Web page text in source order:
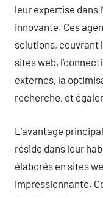
leur expertise dans
innovante. Ces
solutions, couvrant
sites web,
externes, la
recherche, et
L’avantage
réside dans leur
élaborés en sites
impressionnante.